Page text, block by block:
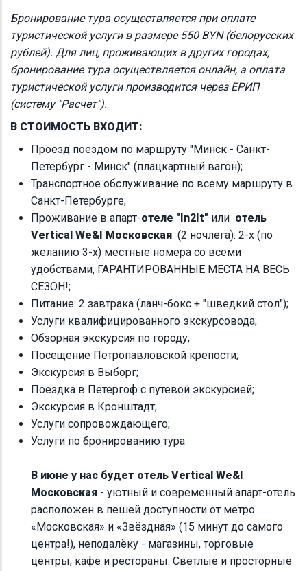
Бронирование тура осуществляется при оплате
туристической услуги в размере 550 BYN (белорусских
рублей). Для лиц, проживающих в других городах,
бронирование тура осуществляется онлайн, а оплата
туристической услуги производится через ЕРИП
(систему "Расчет").
В СТОИМОСТЬ ВХОДИТ:
Проезд поездом по маршруту "Минск - Санкт-
Петербург - Минск" (плацкартный вагон);
Транспортное обслуживание по всему маршруту в
Санкт-Петербурге;
Проживание в апарт-отеле "In2It" или отель
Vertical We&I Московская (2 ночлега): 2-х (по
желанию 3-х) местные номера со всеми
удобствами, ГАРАНТИРОВАННЫЕ МЕСТА НА ВЕСЬ
СЕЗОН!;
Питание: 2 завтрака (ланч-бокс + "шведкий стол");
Услуги квалифицированного экскурсовода;
Обзорная экскурсия по городу;
Посещение Петропавловской крепости;
Экскурсия в Выборг;
Поездка в Петергоф с путевой экскурсией;
Экскурсия в Кронштадт;
Услуги сопровождающего;
Услуги по бронированию тура
В июне у нас будет отель Vertical We&I
Московская - уютный и современный апарт-отель
расположен в пешей доступности от метро
«Московская» и «Звёздная» (15 минут до самого
центра!), неподалёку - магазины, торговые
центры, кафе и рестораны. Светлые и просторные